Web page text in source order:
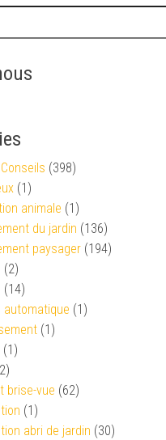
(398)
(1)
animale (1)
du jardin (136)
paysager (194)
(2)
(14)
automatique (1)
(1)
(1)
brise-vue (62)
(1)
abri de jardin (30)